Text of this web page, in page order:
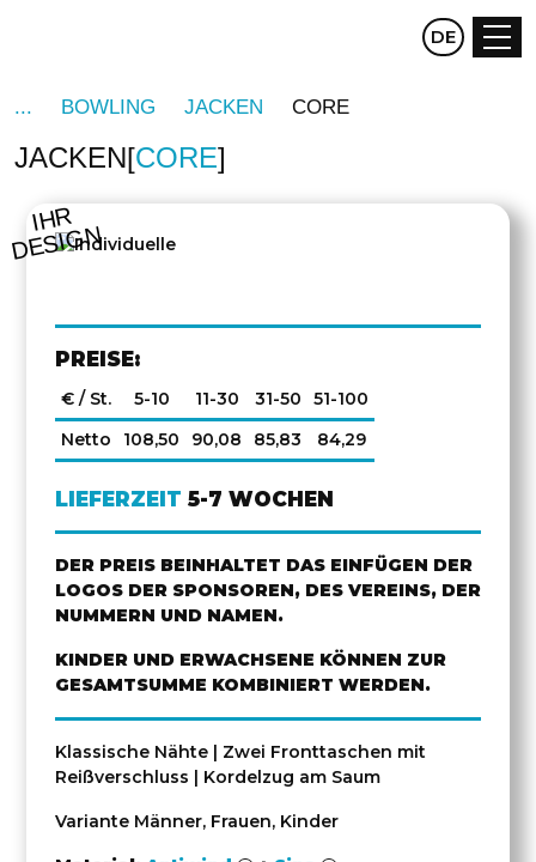
CZ EN
DE
BOWLING JACKEN CORE
JACKEN CORE
IHR
DESIGN
PREISE:
€ / St. 5-10 11-30 31-50
51-100
Netto
108,50 90,08 85,83 84,29
LIEFERZEIT 5-7 WOCHEN
DER PREIS BEINHALTET DAS EINFÜGEN DER
LOGOS DER SPONSOREN, DES VEREINS, DER
NUMMERN UND NAMEN.
KINDER UND ERWACHSENE KÖNNEN ZUR
GESAMTSUMME KOMBINIERT WERDEN.
Klassische Nähte | Zwei Fronttaschen mit
Reißverschluss | Kordelzug am Saum
Variante Männer, Frauen, Kinder